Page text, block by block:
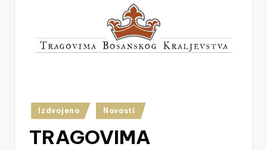
Posted
in
Izdvojeno Novosti
TRAGOVIMA